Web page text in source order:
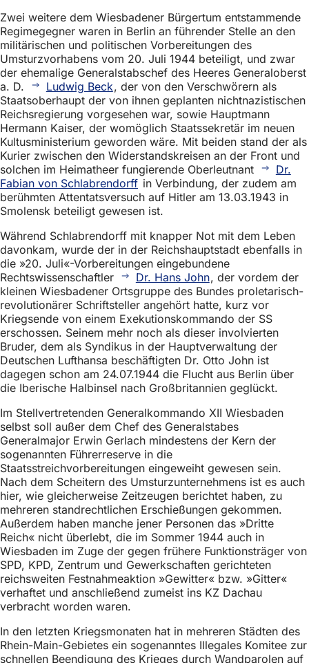
Zwei weitere dem Wiesbadener Bürgertum entstammende
Regimegegner waren in Berlin an führender Stelle an den
militärischen und politischen Vorbereitungen des
Umsturzvorhabens vom 20. Juli 1944 beteiligt, und zwar
der ehemalige Generalstabschef des Heeres Generaloberst
a. D.
Ludwig Beck, der von den Verschwörern als
Staatsoberhaupt der von ihnen geplanten nichtnazistischen
Reichsregierung vorgesehen war, sowie Hauptmann
Hermann Kaiser, der womöglich Staatssekretär im neuen
Kultusministerium geworden wäre. Mit beiden stand der als
Kurier zwischen den Widerstandskreisen an der Front und
solchen im Heimatheer fungierende Oberleutnant
Dr.
Fabian von Schlabrendorff in Verbindung, der zudem am
berühmten Attentatsversuch auf Hitler am 13.03.1943 in
Smolensk beteiligt gewesen ist.
Während Schlabrendorff mit knapper Not mit dem Leben
davonkam, wurde der in der Reichshauptstadt ebenfalls in
die »20. Juli«-Vorbereitungen eingebundene
Rechtswissenschaftler
Dr. Hans John, der vordem der
kleinen Wiesbadener Ortsgruppe des Bundes proletarisch-
revolutionärer Schriftsteller angehört hatte, kurz vor
Kriegsende von einem Exekutionskommando der SS
erschossen. Seinem mehr noch als dieser involvierten
Bruder, dem als Syndikus in der Hauptverwaltung der
Deutschen Lufthansa beschäftigten Dr. Otto John ist
dagegen schon am 24.07.1944 die Flucht aus Berlin über
die Iberische Halbinsel nach Großbritannien geglückt.
Im Stellvertretenden Generalkommando XII Wiesbaden
selbst soll außer dem Chef des Generalstabes
Generalmajor Erwin Gerlach mindestens der Kern der
sogenannten Führerreserve in die
Staatsstreichvorbereitungen eingeweiht gewesen sein.
Nach dem Scheitern des Umsturzunternehmens ist es auch
hier, wie gleicherweise Zeitzeugen berichtet haben, zu
mehreren standrechtlichen Erschießungen gekommen.
Außerdem haben manche jener Personen das »Dritte
Reich« nicht überlebt, die im Sommer 1944 auch in
Wiesbaden im Zuge der gegen frühere Funktionsträger von
SPD, KPD, Zentrum und Gewerkschaften gerichteten
reichsweiten Festnahmeaktion »Gewitter« bzw. »Gitter«
verhaftet und anschließend zumeist ins KZ Dachau
verbracht worden waren.
In den letzten Kriegsmonaten hat in mehreren Städten des
Rhein-Main-Gebietes ein sogenanntes Illegales Komitee zur
schnellen Beendigung des Krieges durch Wandparolen auf